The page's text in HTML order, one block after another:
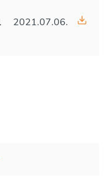
2021.07.06.